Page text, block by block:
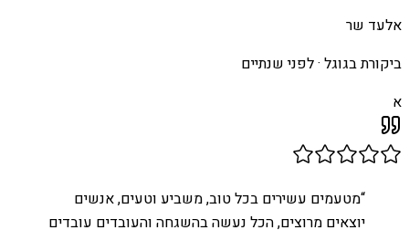
אלעד שר
ביקורת בגוגל ·לפני שנתיים
א
“מטעמים עשירים בכל טוב, משביע וטעים, אנשים
יוצאים מרוצים, הכל נעשה בהשגחה והעובדים עובדים